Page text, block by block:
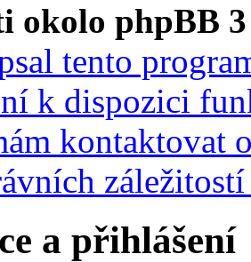
okolo phpBB 3
tento
k dispozici
kontaktovat
a přihlášení